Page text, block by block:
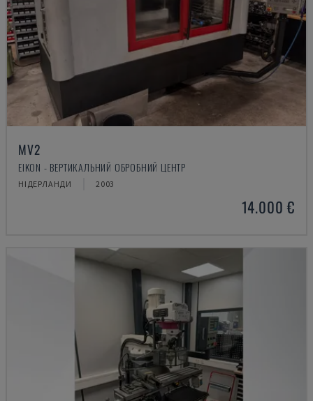
MV2
EIKON - ВЕРТИКАЛЬНИЙ ОБРОБНИЙ ЦЕНТР
НІДЕРЛАНДИ 2003
14.000 €